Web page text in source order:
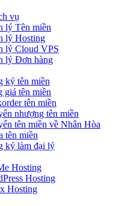
vụ
lý Tên miền
lý Hosting
lý Cloud VPS
lý Đơn hàng
ký tên miền
giá tên miền
tên miền
nhượng tên miền
tên miền về Nhân Hòa
tên miền
ký làm đại lý
Hosting
Hosting
Hosting